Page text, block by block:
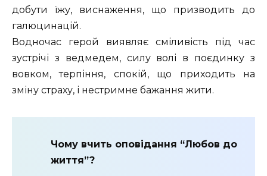
добути їжу, виснаження, що призводить до
галюцинацій.
Водночас герой виявляє сміливість під час
зустрічі з ведмедем, силу волі в поєдинку з
вовком, терпіння, спокій, що приходить на
зміну страху, і нестримне бажання жити.
Чому вчить оповідання “Любов до
життя”?